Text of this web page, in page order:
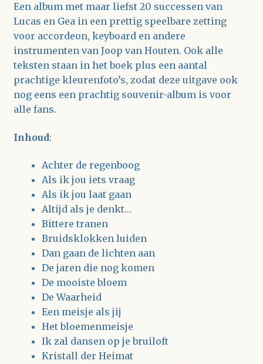
Een album met maar liefst 20 successen van
Lucas en Gea in een prettig speelbare zetting
voor accordeon, keyboard en andere
instrumenten van Joop van Houten. Ook alle
teksten staan in het boek plus een aantal
prachtige kleurenfoto’s, zodat deze uitgave ook
nog eens een prachtig souvenir-album is voor
alle fans.
Inhoud:
Achter de regenboog
Als ik jou iets vraag
Als ik jou laat gaan
Altijd als je denkt…
Bittere tranen
Bruidsklokken luiden
Dan gaan de lichten aan
De jaren die nog komen
De mooiste bloem
De Waarheid
Een meisje als jij
Het bloemenmeisje
Ik zal dansen op je bruiloft
Kristall der Heimat